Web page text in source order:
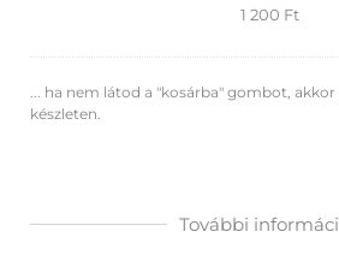
1 200 Ft
... ha nem látod a "kosárba" gombot,
készleten.
További